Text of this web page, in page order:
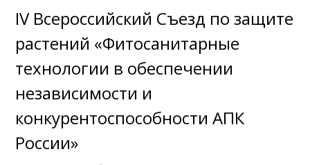
IV Всероссийский Съезд по защите
растений «Фитосанитарные
технологии в обеспечении
независимости и
конкурентоспособности АПК
России»